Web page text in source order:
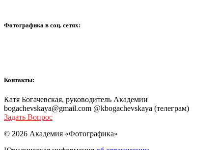
Фотографика в соц. сетях:
Контакты:
Катя Богачевская, руководитель Академии
bogachevskaya@gmail.com @kbogachevskaya (телеграм)
Задать Вопрос
© 2026 Академия «Фотографика»